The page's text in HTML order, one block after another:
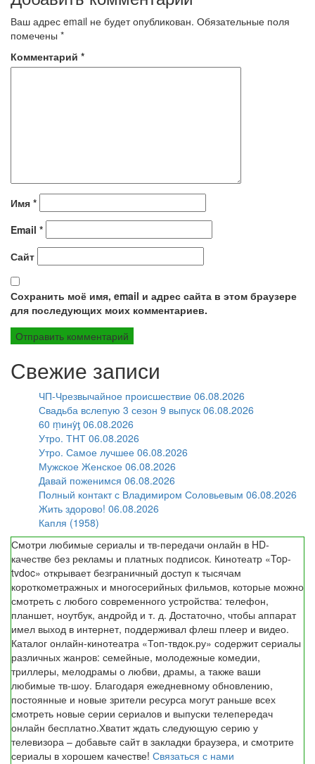
Ваш адрес email не будет опубликован. Обязательные поля
помечены *
Комментарий *
Имя *
Email *
Сайт
Сохранить моё имя, email и адрес сайта в этом браузере
для последующих моих комментариев.
Свежие записи
ЧП-Чрезвычайное происшествие 06.08.2026
Свадьба вслепую 3 сезон 9 выпуск 06.08.2026
60 ṃинẏƫ 06.08.2026
Утро. ТНТ 06.08.2026
Утро. Самое лучшее 06.08.2026
Мужское Женское 06.08.2026
Давай поженимся 06.08.2026
Полный контакт с Владимиром Соловьевым 06.08.2026
Жить здорово! 06.08.2026
Капля (1958)
Смотри любимые сериалы и тв-передачи онлайн в HD-
качестве без рекламы и платных подписок. Кинотеатр «Top-
tvdoc» открывает безграничный доступ к тысячам
короткометражных и многосерийных фильмов, которые можно
смотреть с любого современного устройства: телефон,
планшет, ноутбук, андройд и т. д. Достаточно, чтобы аппарат
имел выход в интернет, поддерживал флеш плеер и видео.
Каталог онлайн-кинотеатра «Топ-твдок.ру» содержит сериалы
различных жанров: семейные, молодежные комедии,
триллеры, мелодрамы о любви, драмы, а также ваши
любимые тв-шоу. Благодаря ежедневному обновлению,
постоянные и новые зрители ресурса могут раньше всех
смотреть новые серии сериалов и выпуски телепередач
онлайн бесплатно.Хватит ждать следующую серию у
телевизора – добавьте сайт в закладки браузера, и смотрите
сериалы в хорошем качестве! Связаться с нами